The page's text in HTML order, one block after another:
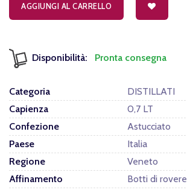
AGGIUNGI AL CARRELLO
Disponibilità: Pronta consegna
Categoria
DISTILLATI
Capienza
0,7 LT
Confezione
Astucciato
Paese
Italia
Regione
Veneto
Affinamento
Botti di rovere